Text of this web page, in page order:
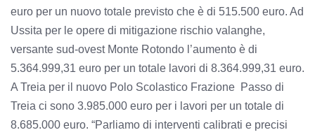
euro per un nuovo totale previsto che è di 515.500 euro. Ad
Ussita per le opere di mitigazione rischio valanghe,
versante sud-ovest Monte Rotondo l’aumento è di
5.364.999,31 euro per un totale lavori di 8.364.999,31 euro.
A Treia per il nuovo Polo Scolastico Frazione Passo di
Treia ci sono 3.985.000 euro per i lavori per un totale di
8.685.000 euro. “Parliamo di interventi calibrati e precisi